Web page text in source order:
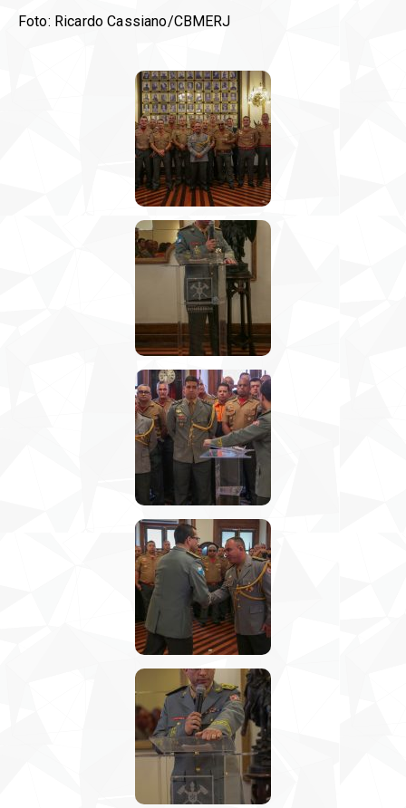
Foto: Ricardo Cassiano/CBMERJ